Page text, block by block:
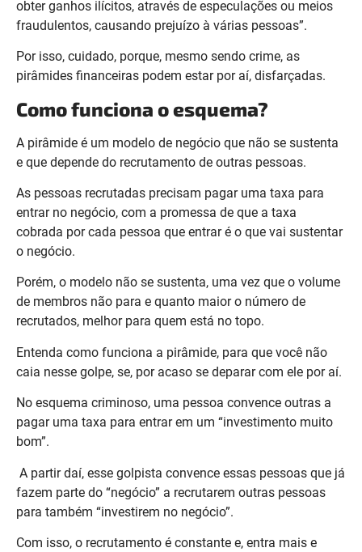
obter ganhos ilícitos, através de especulações ou meios
fraudulentos, causando prejuízo à várias pessoas”.
Por isso, cuidado, porque, mesmo sendo crime, as
pirâmides financeiras podem estar por aí, disfarçadas.
Como funciona o esquema?
A pirâmide é um modelo de negócio que não se sustenta
e que depende do recrutamento de outras pessoas.
As pessoas recrutadas precisam pagar uma taxa para
entrar no negócio, com a promessa de que a taxa
cobrada por cada pessoa que entrar é o que vai sustentar
o negócio.
Porém, o modelo não se sustenta, uma vez que o volume
de membros não para e quanto maior o número de
recrutados, melhor para quem está no topo.
Entenda como funciona a pirâmide, para que você não
caia nesse golpe, se, por acaso se deparar com ele por aí.
No esquema criminoso, uma pessoa convence outras a
pagar uma taxa para entrar em um “investimento muito
bom”.
A partir daí, esse golpista convence essas pessoas que já
fazem parte do “negócio” a recrutarem outras pessoas
para também “investirem no negócio”.
Com isso, o recrutamento é constante e, entra mais e